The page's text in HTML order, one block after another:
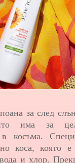
за след
има за
в косъма.
коса, която
и хлор.